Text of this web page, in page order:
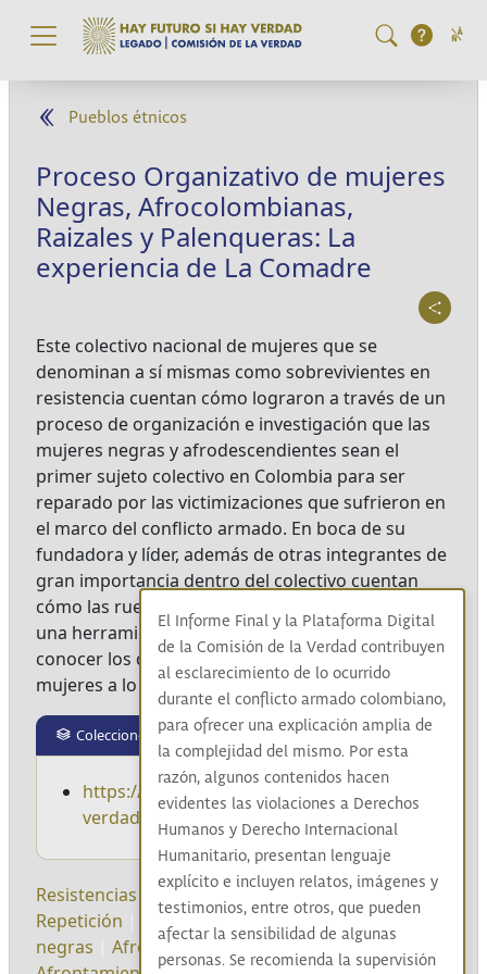
Pasar al contenido principal
Pueblos étnicos
Proceso Organizativo de mujeres
Negras, Afrocolombianas,
Raizales y Palenqueras: La
experiencia de La Comadre
Este colectivo nacional de mujeres que se
denominan a sí mismas como sobrevivientes en
resistencia cuentan cómo lograron a través de un
proceso de organización e investigación que las
mujeres negras y afrodescendientes sean el
primer sujeto colectivo en Colombia para ser
reparado por las victimizaciones que sufrieron en
el marco del conflicto armado. En boca de su
fundadora y líder, además de otras integrantes de
gran importancia dentro del colectivo cuentan
cómo las ruedas de palabra o Tongas han sido
una herramienta bastante efectiva para sanar y
conocer los dolores que han guardado estas
mujeres a lo largo de los años.
Colecciones
https://archivo.comisiondelaverdad.co/la-
verdad-del-pueblo-negro
Resistencias Racismo |Convivencia|No
Repetición
Mujeres negras| Comunidades
negras
Afrocolombianas|Buenaventura|
El Informe Final y la Plataforma Digital
de la Comisión de la Verdad contribuyen
al esclarecimiento de lo ocurrido
durante el conflicto armado colombiano,
para ofrecer una explicación amplia de
la complejidad del mismo. Por esta
razón, algunos contenidos hacen
evidentes las violaciones a Derechos
Humanos y Derecho Internacional
Humanitario, presentan lenguaje
explícito e incluyen relatos, imágenes y
testimonios, entre otros, que pueden
afectar la sensibilidad de algunas
personas. Se recomienda la supervisión